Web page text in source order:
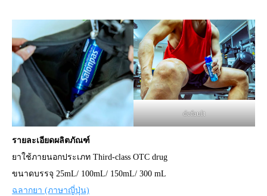
default
รายละเอียดผลิตภัณฑ์
ยาใช้ภายนอกประเภท Third-class OTC drug
ขนาดบรรจุ 25mL/ 100mL/ 150mL/ 300 mL
ฉลากยา (ภาษาญี่ปุ่น)